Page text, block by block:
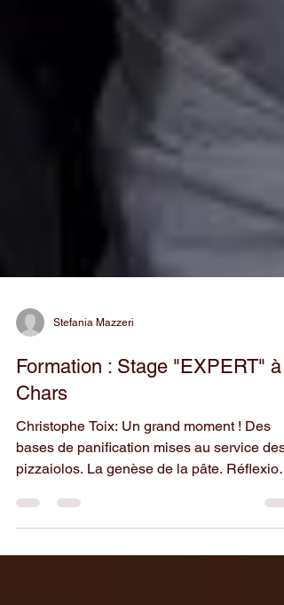
Formation : Stage "EXPERT" à
Chars
Christophe Toix: Un grand moment ! Des
bases de panification mises au service des
pizzaiolos. La genèse de la pâte. Réflexion